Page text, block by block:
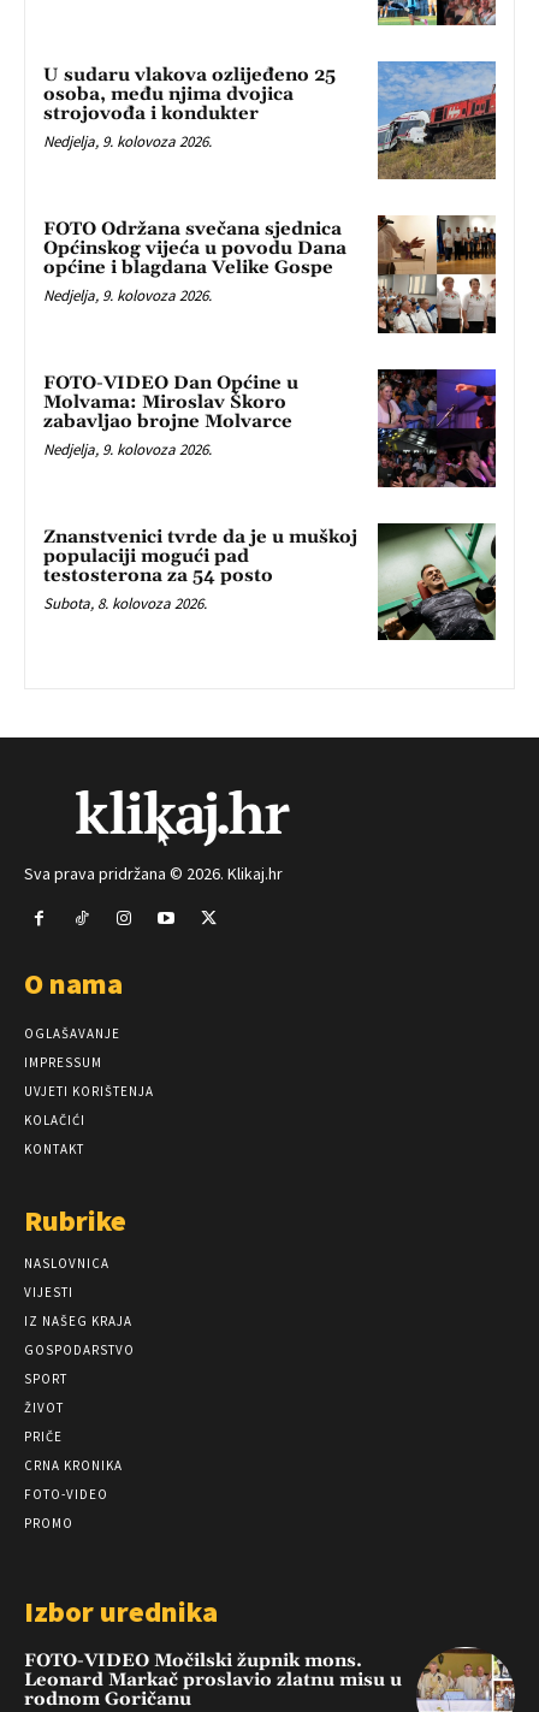
U sudaru vlakova ozlijeđeno 25
osoba, među njima dvojica
strojovođa i kondukter
Nedjelja, 9. kolovoza 2026.
FOTO Održana svečana sjednica
Općinskog vijeća u povodu Dana
općine i blagdana Velike Gospe
Nedjelja, 9. kolovoza 2026.
FOTO-VIDEO Dan Općine u
Molvama: Miroslav Škoro
zabavljao brojne Molvarce
Nedjelja, 9. kolovoza 2026.
Znanstvenici tvrde da je u muškoj
populaciji mogući pad
testosterona za 54 posto
Subota, 8. kolovoza 2026.
Sva prava pridržana © 2026. Klikaj.hr
O nama
OGLAŠAVANJE
IMPRESSUM
UVJETI KORIŠTENJA
KOLAČIĆI
KONTAKT
Rubrike
NASLOVNICA
VIJESTI
IZ NAŠEG KRAJA
GOSPODARSTVO
SPORT
ŽIVOT
PRIČE
CRNA KRONIKA
FOTO-VIDEO
PROMO
Izbor urednika
FOTO-VIDEO Močilski župnik mons.
Leonard Markač proslavio zlatnu misu u
rodnom Goričanu